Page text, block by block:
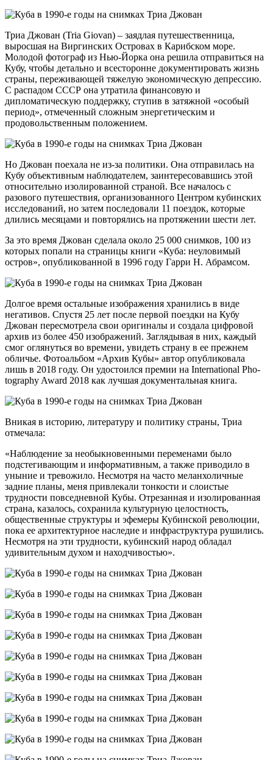
Триа Джован (Tria Gio­van) – заядлая путешественница,
выросшая на Виргинских Островах в Карибском море.
Молодой фотограф из Нью-Йорка она решила отправиться на
Кубу, чтобы детально и всесторонне документировать жизнь
страны, переживающей тяжелую экономическую депрессию.
С распадом СССР она утратила финансовую и
дипломатическую поддержку, ступив в затяжной «особый
период», отмеченный сложным энергетическим и
продовольственным положением.
Но Джован поехала не из-за политики. Она отправилась на
Кубу объективным наблюдателем, заинтересовавшись этой
относительно изолированной страной. Все началось с
разового путешествия, организованного Центром кубинских
исследований, но затем последовали 11 поездок, которые
длились месяцами и повторялись на протяжении шести лет.
За это время Джован сделала около 25 000 снимков, 100 из
которых попали на страницы книги «Куба: неуловимый
остров», опубликованной в 1996 году Гарри Н. Абрамсом.
Долгое время остальные изображения хранились в виде
негативов. Спустя 25 лет после первой поездки на Кубу
Джован пересмотрела свои оригиналы и создала цифровой
архив из более 450 изображений. Заглядывая в них, каждый
смог оглянуться во времени, увидеть страну в ее прежнем
обличье. Фотоальбом «Архив Кубы» автор опубликовала
лишь в 2018 году. Он удостоился премии на Inter­na­tion­al Pho­
tog­ra­phy Award 2018 как лучшая документальная книга.
Вникая в историю, литературу и политику страны, Триа
отмечала:
«Наблюдение за необыкновенными переменами было
подстегивающим и информативным, а также приводило в
уныние и тревожило. Несмотря на часто меланхоличные
задние планы, меня привлекали тонкости и слоистые
трудности повседневной Кубы. Отрезанная и изолированная
страна, казалось, сохранила культурную целостность,
общественные структуры и эфемеры Кубинской революции,
пока ее архитектурное наследие и инфраструктура рушились.
Несмотря на эти трудности, кубинский народ обладал
удивительным духом и находчивостью».